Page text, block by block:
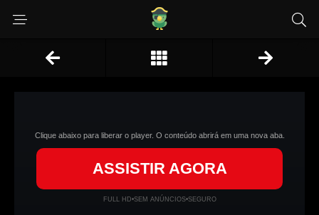
Clique abaixo para liberar o player. O conteúdo abrirá em uma nova aba.
ASSISTIR AGORA
FULL HD•SEM ANÚNCIOS•SEGURO